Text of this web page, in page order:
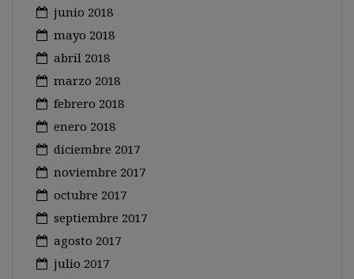
junio 2018
mayo 2018
abril 2018
marzo 2018
febrero 2018
enero 2018
diciembre 2017
noviembre 2017
octubre 2017
septiembre 2017
agosto 2017
julio 2017